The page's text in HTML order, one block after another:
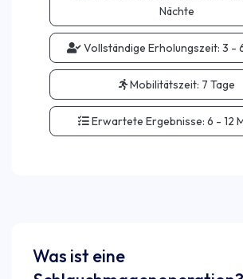
Nächte
Vollständige Erholungszeit: 3 -
Mobilitätszeit: 7 Tage
Erwartete Ergebnisse: 6 - 12
Was ist eine